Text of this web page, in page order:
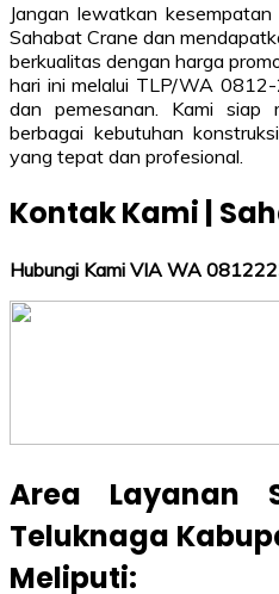
Jangan lewatkan
Sahabat Crane dan
berkualitas dengan harga
hari ini melalui TLP/WA
dan pemesanan. Kami siap
berbagai kebutuhan
yang tepat dan profesional.
Kontak Kami |
Hubungi Kami VIA WA
Area Layanan
Teluknaga
Meliputi: